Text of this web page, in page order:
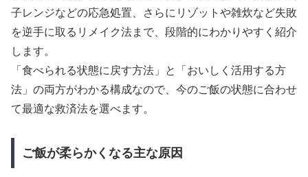
子レンジなどの応急処置、さらにリゾットや雑炊など失敗
を逆手に取るリメイク法まで、段階的にわかりやすく紹介
します。
「食べられる状態に戻す方法」と「おいしく活用する方
法」の両方がわかる構成なので、今のご飯の状態に合わせ
て最適な救済法を選べます。
ご飯が柔らかくなる主な原因